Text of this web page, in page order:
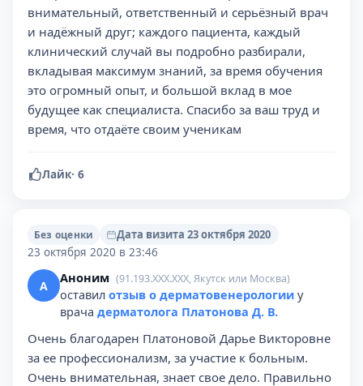
внимательный, ответственный и серьёзный врач
и надёжный друг; каждого пациента, каждый
клинический случай вы подробно разбирали,
вкладывая максимум знаний, за время обучения
это огромный опыт, и большой вклад в мое
будущее как специалиста. Спасибо за ваш труд и
время, что отдаёте своим ученикам
Лайк· 6
Без оценки
Дата визита 23 октября 2020
23 октября 2020 в 23:46
А Аноним (91.193.XXX.XXX, Якутск или Москва)
оставил отзыв о дерматовенерологии у
врача дерматолога Платонова Д. В.
Очень благодарен Платоновой Дарье Викторовне
за ее профессионализм, за участие к больным.
Очень внимательная, знает свое дело. Правильно